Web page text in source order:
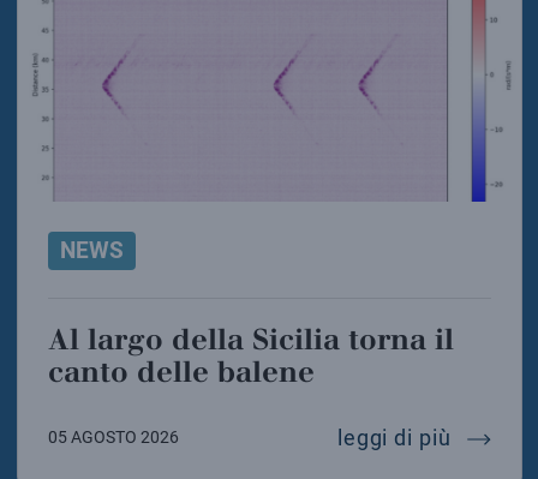
NEWS
Al largo della Sicilia torna il
canto delle balene
05 AGOSTO 2026 leggi di più al